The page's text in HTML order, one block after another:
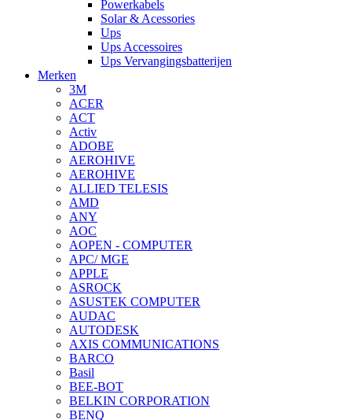
Powerkabels
Solar & Acessories
Ups
Ups Accessoires
Ups Vervangingsbatterijen
Merken
3M
ACER
ACT
Activ
ADOBE
AEROHIVE
AEROHIVE
ALLIED TELESIS
AMD
ANY
AOC
AOPEN - COMPUTER
APC/ MGE
APPLE
ASROCK
ASUSTEK COMPUTER
AUDAC
AUTODESK
AXIS COMMUNICATIONS
BARCO
Basil
BEE-BOT
BELKIN CORPORATION
BENQ